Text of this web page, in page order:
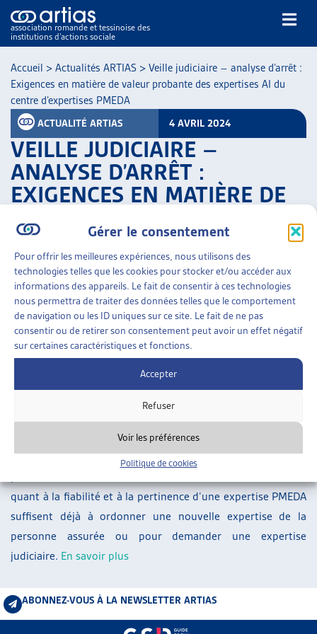
Gérer le consentement
Pour offrir les meilleures expériences, nous utilisons des
technologies telles que les cookies pour stocker et/ou accéder aux
informations des appareils. Le fait de consentir à ces technologies
nous permettra de traiter des données telles que le comportement
de navigation ou les ID uniques sur ce site. Le fait de ne pas
consentir ou de retirer son consentement peut avoir un effet négatif
sur certaines caractéristiques et fonctions.
Accepter
Refuser
Voir les préférences
Politique de cookies
association romande et tessinoise des
institutions d’actions sociale
NOS PUBLICATIONS
ARTICLES
VEILLE
RESSOURCES
THÉMATIQUES
GUIDE SOCIAL ROMAND
AUTRES
ARTIAS
L’ASSOCIATION
Accueil > Actualités ARTIAS > Veille judiciaire – analyse d’arrêt :
Exigences en matière de valeur probante des expertises AI du
centre d’expertises PMEDA
ACTUALITÉ ARTIAS 4 AVRIL 2024
VEILLE JUDICIAIRE –
ANALYSE D’ARRÊT :
EXIGENCES EN MATIÈRE DE
VALEUR PROBANTE DES
EXPERTISES AI DU CENTRE
D’EXPERTISES PMEDA
À la suite de la suspension de l’attribution des mandats
exigences strictes concernant l’appréciation de la valeur
probante des expertises PMEDA déjà ordonnées dans les
quant à la fiabilité et à la pertinence d’une expertise PMEDA
suffisent déjà à ordonner une nouvelle expertise de la
personne assurée ou pour demander une expertise
judiciaire. En savoir plus
PARTAGER
ABONNEZ-VOUS À LA NEWSLETTER ARTIAS